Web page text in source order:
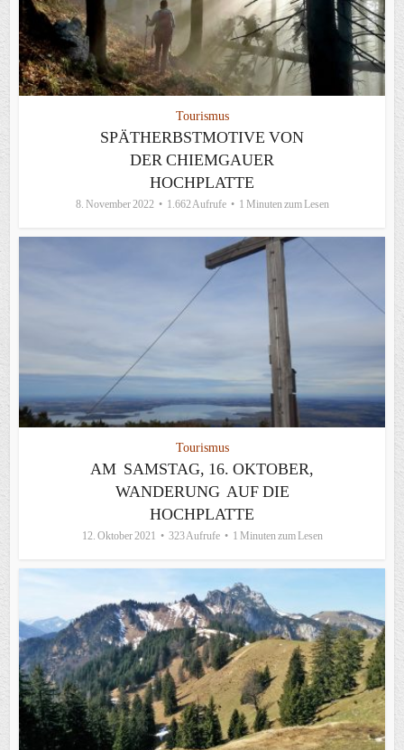
Tourismus
SPÄTHERBSTMOTIVE VON
DER CHIEMGAUER
HOCHPLATTE
8. November 2022 1.662 Aufrufe 1 Minuten zum Lesen
Tourismus
AM SAMSTAG, 16. OKTOBER,
WANDERUNG AUF DIE
HOCHPLATTE
12. Oktober 2021 323 Aufrufe 1 Minuten zum Lesen